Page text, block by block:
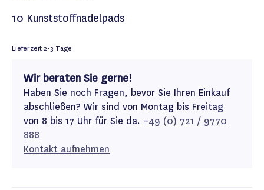
10 Kunststoffnadelpads
Lieferzeit2-3 Tage
Wir beraten Sie gerne!
Haben Sie noch Fragen, bevor Sie Ihren Einkauf
abschließen? Wir sind von Montag bis Freitag
von 8 bis 17 Uhr für Sie da. +49 (0) 721 / 9770
888
Kontakt aufnehmen